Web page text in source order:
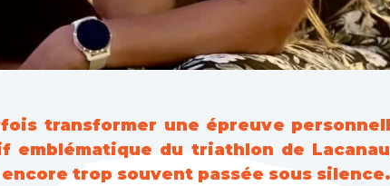
transformer une épreuve
emblématique du triathlon de
trop souvent passée sous silence.